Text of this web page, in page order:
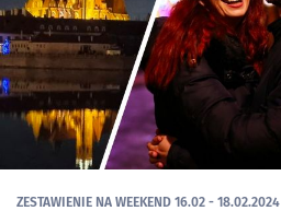
ZESTAWIENIE NA WEEKEND 16.02 - 18.02.2024